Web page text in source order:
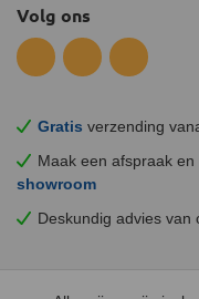
Gratis verzending
Maak een afspraak en
showroom
Deskundig advies van
Volg ons